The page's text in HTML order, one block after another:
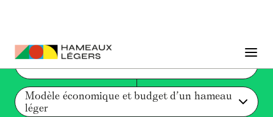
Modèle économique et budget d’un hameau
léger